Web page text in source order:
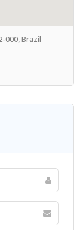
000, Brazil